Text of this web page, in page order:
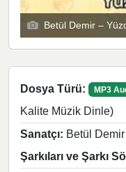
Betül Demir –
Dosya Türü: MP3
Kalite Müzik Dinle)
Sanatçı: Betül Demir
Şarkıları ve Şarkı